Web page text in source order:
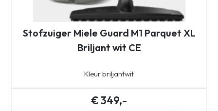
Stofzuiger Miele Guard M1 Parquet XL
Briljant wit CE
Kleur briljantwit
€ 349,-